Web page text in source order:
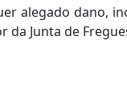
alegado dano,
Junta de